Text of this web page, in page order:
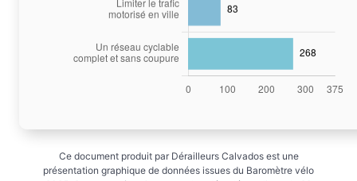
Ce document produit par Dérailleurs Calvados est une
présentation graphique de données issues du Baromètre vélo